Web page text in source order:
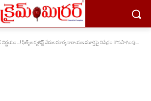
నిర్ణ‌యం...! ఫిల్మ్ జర్నలిస్ట్ వేదుల సూర్యనారాయణ మూర్తిపై నిషేధం కొనసాగింపు...